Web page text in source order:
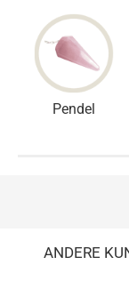
Pendel
ANDERE